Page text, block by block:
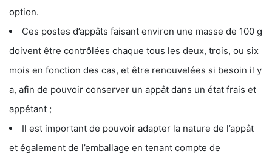
option.
Ces postes d’appâts faisant environ une masse de 100 g
doivent être contrôlées chaque tous les deux, trois, ou six
mois en fonction des cas, et être renouvelées si besoin il y
a, afin de pouvoir conserver un appât dans un état frais et
appétant ;
Il est important de pouvoir adapter la nature de l’appât
et également de l’emballage en tenant compte de